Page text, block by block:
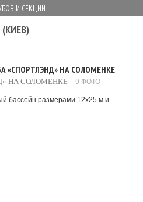
И СЕКЦИЙ
«СПОРТЛЭНД» НА СОЛОМЕНКЕ
НА СОЛОМЕНКЕ 9 ФОТО
бассейн размерами 12х25 м и